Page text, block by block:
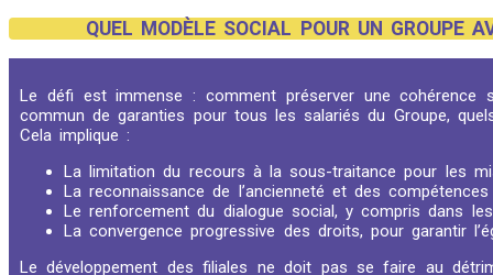
QUEL MODÈLE SOCIAL POUR UN GROUPE
Le défi est immense : comment préserver une
commun de garanties pour tous les salariés du Groupe,
Cela implique :
La limitation du recours à la sous-traitance pour les
La reconnaissance de l’ancienneté et des
Le renforcement du dialogue social, y compris dans
La convergence progressive des droits, pour garantir
Le développement des filiales ne doit pas se faire au